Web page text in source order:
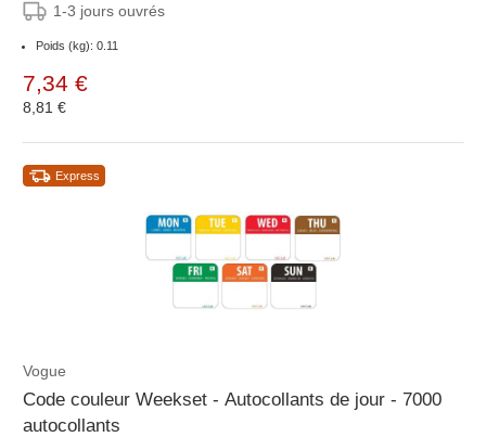
1-3 jours ouvrés
Poids (kg): 0.11
7,34 €
8,81 €
Express
Vogue
Code couleur Weekset - Autocollants de jour - 7000
autocollants